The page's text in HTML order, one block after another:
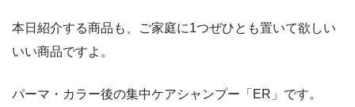
本日紹介する商品も、ご家庭に1つぜひとも置いて欲しい
いい商品ですよ。
パーマ・カラー後の集中ケアシャンプー「ER」です。